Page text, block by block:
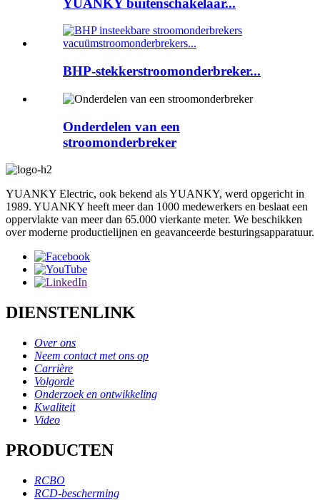
YUANKY buitenschakelaar...
BHP-stekkerstroomonderbreker...
Onderdelen van een
stroomonderbreker
YUANKY Electric, ook bekend als YUANKY, werd opgericht in
1989. YUANKY heeft meer dan 1000 medewerkers en beslaat een
oppervlakte van meer dan 65.000 vierkante meter. We beschikken
over moderne productielijnen en geavanceerde besturingsapparatuur.
DIENSTENLINK
Over ons
Neem contact met ons op
Carrière
Volgorde
Onderzoek en ontwikkeling
Kwaliteit
Video
PRODUCTEN
RCBO
RCD-bescherming